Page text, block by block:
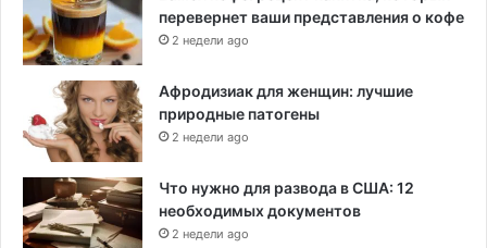
перевернет ваши представления о кофе
2 недели ago
Афродизиак для женщин: лучшие
природные патогены
2 недели ago
Что нужно для развода в США: 12
необходимых документов
2 недели ago